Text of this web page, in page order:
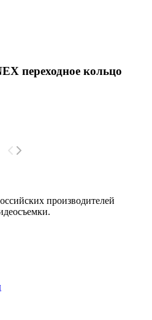
переходное кольцо
производителей